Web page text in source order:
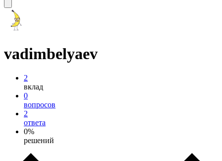
vadimbelyaev
2
вклад
0
вопросов
2
ответа
0%
решений